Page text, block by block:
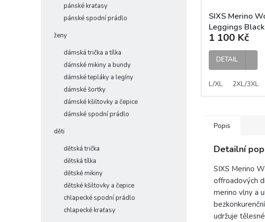
pánské kraťasy
pánské spodní prádlo
ženy
dámská trička a tílka
dámské mikiny a bundy
dámské tepláky a legíny
dámské šortky
dámské kšiltovky a čepice
dámské spodní prádlo
děti
dětská trička
dětská tílka
dětské mikiny
dětské kšiltovky a čepice
chlapecké spodní prádlo
chlapecké kraťasy
SIXS Merino
Leggings
legíny z merino
1 100 Kč
DETAIL
L/XL 2XL/3XL
Popis
Detailní
SIXS Merino
offroadových
merino vlny a
udržuje